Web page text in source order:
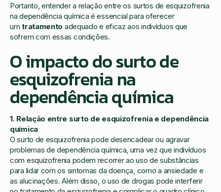
Portanto, entender a relação entre os surtos de esquizofrenia
na dependência química é essencial para oferecer
umtratamento adequado e eficaz aos indivíduos que
sofrem com essas condições.
O impacto do surto de
esquizofrenia na
dependência química
1. Relação entre surto de esquizofrenia e dependência
química
O surto de esquizofrenia pode desencadear ou agravar
problemas de dependência química, uma vez que indivíduos
com esquizofrenia podem recorrer ao uso de substâncias
para lidar com os sintomas da doença, como a ansiedade e
as alucinações. Além disso, o uso de drogas pode interferir